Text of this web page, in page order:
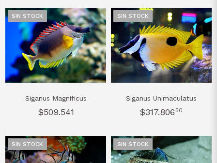
SIN STOCK
Siganus Magnificus
$509.541
SIN STOCK
Siganus Unimaculatus
$317.806 50
SIN STOCK SIN STOCK